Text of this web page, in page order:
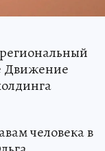
Движение
человека в